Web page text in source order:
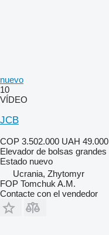
nuevo
10
VÍDEO
JCB
COP 3.502.000 UAH 49.000
Elevador de bolsas grandes
Estado nuevo
Ucrania, Zhytomyr
FOP Tomchuk A.M.
Contacte con el vendedor